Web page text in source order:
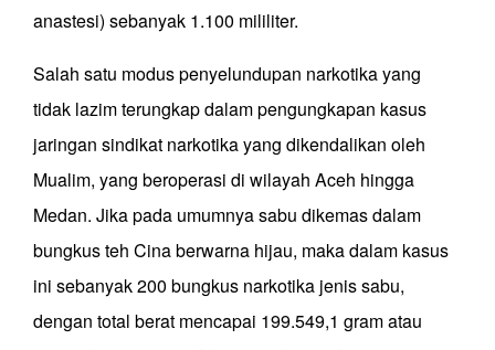
anastesi) sebanyak 1.100 mililiter.
Salah satu modus penyelundupan narkotika yang
tidak lazim terungkap dalam pengungkapan kasus
jaringan sindikat narkotika yang dikendalikan oleh
Mualim, yang beroperasi di wilayah Aceh hingga
Medan. Jika pada umumnya sabu dikemas dalam
bungkus teh Cina berwarna hijau, maka dalam kasus
ini sebanyak 200 bungkus narkotika jenis sabu,
dengan total berat mencapai 199.549,1 gram atau